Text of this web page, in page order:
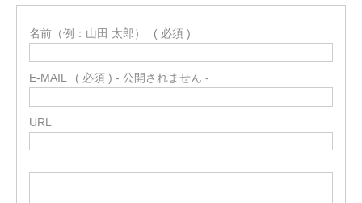
名前（例：山田 太郎） ( 必須 )
E-MAIL ( 必須 ) - 公開されません -
URL